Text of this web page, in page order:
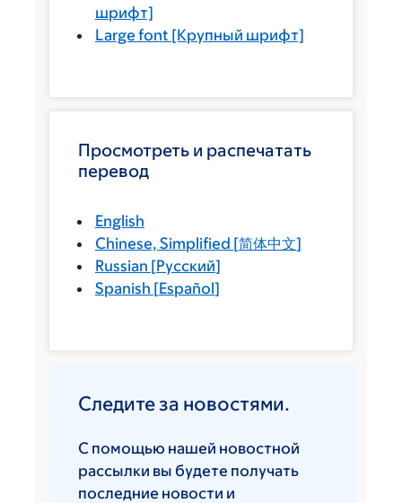
шрифт]
Large font [Крупный шрифт]
Просмотреть и распечатать
перевод
English
Chinese, Simplified [简体中文]
Russian [Русский]
Spanish [Español]
Следите за новостями.
С помощью нашей новостной
рассылки вы будете получать
последние новости и